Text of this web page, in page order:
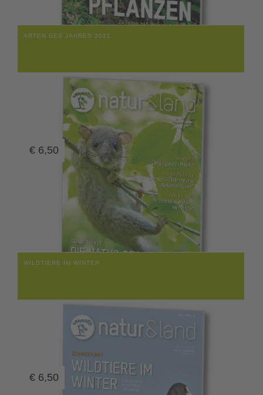
ARTEN DES JAHRES 2021
€ 6,50
WILDTIERE IM WINTER
€ 6,50